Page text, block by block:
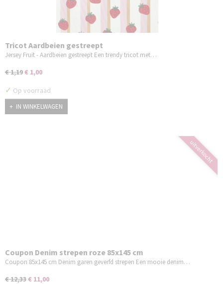
Tricot Aardbeien gestreept
Jersey Fruit - Aardbeien gestreept Een trendy tricot met…
€ 1,19€ 1,00
✓ Op voorraad
IN WINKELWAGEN
uitverkocht
Coupon Denim strepen roze 85x145 cm
Coupon 85x145 cm Denim garen geverfd strepen Een mooie denim…
€ 12,33€ 11,00